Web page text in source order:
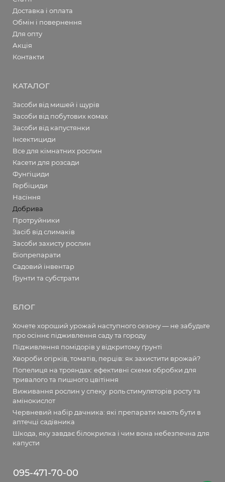
Доставка і оплата
Обмін і повернення
Для опту
Акція
Контакти
КАТАЛОГ
Засоби від мишей і щурів
Засоби від побутових комах
Засоби від капустянки
Інсектициди
Все для кімнатних рослин
Касети для розсади
Фунгіциди
Гербіциди
Насіння
Добрива
Протруйники
Засіб від слимаків
Засоби захисту рослин
Біопрепарати
Садовий інвентар
Ґрунти та субстрати
БЛОГ
Хочете хороший урожай наступного сезону — не забудьте
про осіннє підживлення саду та городу
Підживлення помідорів у відкритому ґрунті
Хвороби огірків, томатів, перців: як захистити врожай?
Попелиця на трояндах: ефективні схеми обробки для
тривалого та пишного цвітіння
Виживання рослин у спеку: роль стимуляторів росту та
амінокислот
Червневий набір дачника: які препарати мають бути в
аптечці садівника
Шкода, яку завдає білокрилка і чим вона небезпечна для
капусти
095-471-70-00